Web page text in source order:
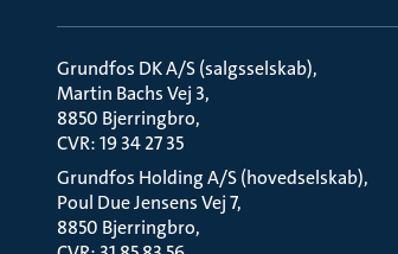
Grundfos DK A/S (salgsselskab)
Martin Bachs Vej 3
8850 Bjerringbro
CVR: 19 34 27 35
Grundfos Holding A/S (hovedselskab)
Poul Due Jensens Vej 7
8850 Bjerringbro